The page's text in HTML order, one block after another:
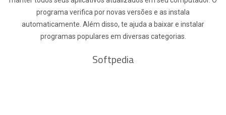
programa verifica por novas versões e as instala
automaticamente. Além disso, te ajuda a baixar e instalar
programas populares em diversas categorias.
Softpedia